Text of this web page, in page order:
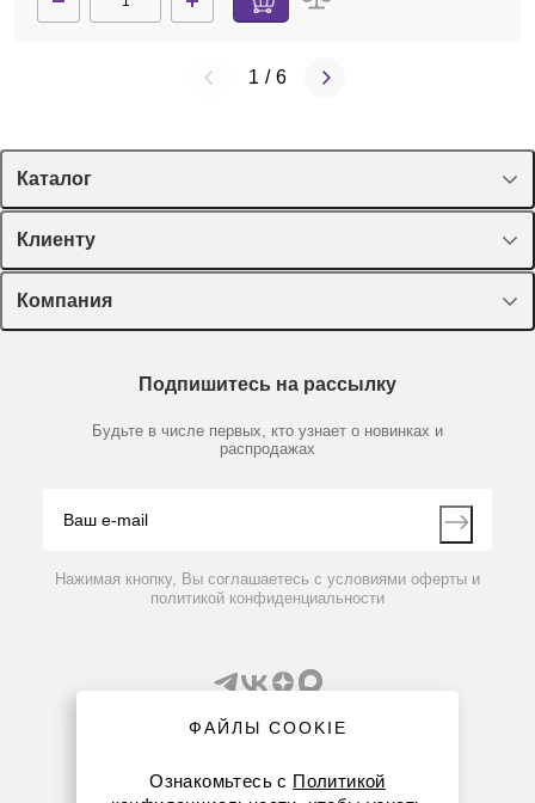
1 / 6
Каталог
Спецпредложения
Оборудование, приборы
Пластик, стекло, принадлежности
Химические реактивы, препараты, наборы
Производители
Клиенту
Лекторий Диаэм
Доставка и оплата
Мобильное приложение
Компания
Партнеры
Контакты
Подпишитесь на рассылку
Будьте в числе первых, кто узнает о новинках и
распродажах
Нажимая кнопку, Вы соглашаетесь с условиями оферты и
политикой конфиденциальности
ФАЙЛЫ COOKIE
Ознакомьтесь с Политикой